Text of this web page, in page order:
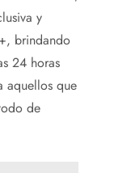
y
brindando
24 horas
aquellos que
de